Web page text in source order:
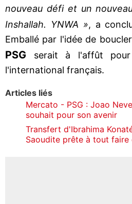
nouveau défi et un
Inshallah. YNWA », a
Emballé par l'idée de
PSG serait à l'affût
l'international français.
Articles liés
Mercato - PSG : Joao
souhait pour son avenir
Transfert d'Ibrahima
Saoudite prête à tout faire